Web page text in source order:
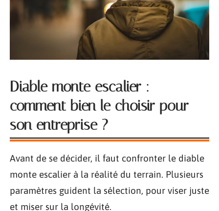
Diable monte escalier :
comment bien le choisir pour
son entreprise ?
Avant de se décider, il faut confronter le diable
monte escalier à la réalité du terrain. Plusieurs
paramètres guident la sélection, pour viser juste
et miser sur la longévité.